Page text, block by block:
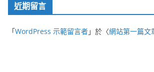
近期留言
「WordPress 示範留言者」於〈網站第一篇文